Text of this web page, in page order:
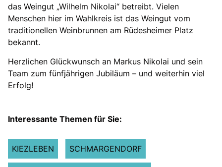
das Weingut „Wilhelm Nikolai“ betreibt. Vielen
Menschen hier im Wahlkreis ist das Weingut vom
traditionellen Weinbrunnen am Rüdesheimer Platz
bekannt.
Herzlichen Glückwunsch an Markus Nikolai und sein
Team zum fünfjährigen Jubiläum – und weiterhin viel
Erfolg!
Interessante Themen für Sie:
KIEZLEBEN SCHMARGENDORF